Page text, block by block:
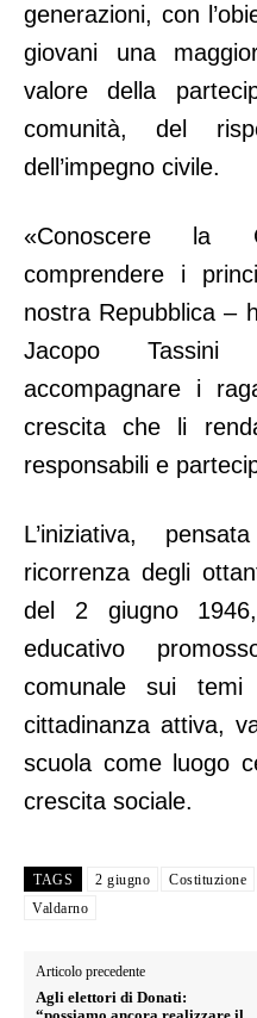
generazioni, con
giovani una
valore della
comunità, del
dell’impegno civile.
«Conoscere la
comprendere i
nostra Repubblica –
Jacopo
accompagnare i
crescita che li
responsabili e
L’iniziativa,
ricorrenza degli
del 2 giugno
educativo
comunale sui
cittadinanza attiva,
scuola come luogo
crescita sociale.
TAGS 2 giugno Costituzione
Valdarno
Articolo precedente
Agli elettori di Donati: